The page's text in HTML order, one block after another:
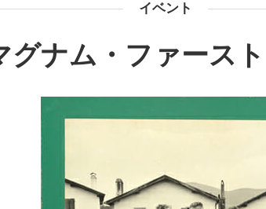
イベント
グナム・ファース